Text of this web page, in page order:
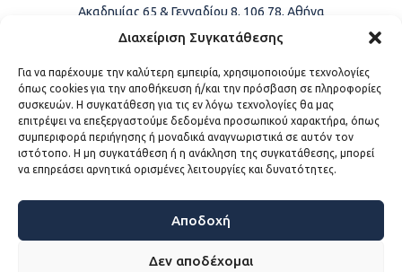
Διαχείριση Συγκατάθεσης
Για να παρέχουμε την καλύτερη εμπειρία, χρησιμοποιούμε τεχνολογίες
όπως cookies για την αποθήκευση ή/και την πρόσβαση σε πληροφορίες
συσκευών. Η συγκατάθεση για τις εν λόγω τεχνολογίες θα μας
επιτρέψει να επεξεργαστούμε δεδομένα προσωπικού χαρακτήρα, όπως
συμπεριφορά περιήγησης ή μοναδικά αναγνωριστικά σε αυτόν τον
ιστότοπο. Η μη συγκατάθεση ή η ανάκληση της συγκατάθεσης, μπορεί
να επηρεάσει αρνητικά ορισμένες λειτουργίες και δυνατότητες.
Αποδοχή
Δεν αποδέχομαι
Ακαδημίας 65 & Γενναδίου 8, 106 78, Αθήνα
Τηλέφωνα:
+30 213-2147500
Email:
info@kede.gr
ΧΡΗΣΙΜΟΙ ΣΥΝΔΕΣΜΟΙ
Η ΚΕΔΕ
Sitemap
Προσβασιμότητα
Όροι χρήσης